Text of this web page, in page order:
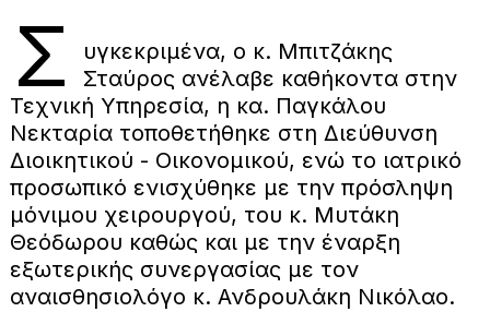
Σ
υγκεκριμένα, ο κ. Μπιτζάκης
Σταύρος ανέλαβε καθήκοντα στην
Τεχνική Υπηρεσία, η κα. Παγκάλου
Νεκταρία τοποθετήθηκε στη Διεύθυνση
Διοικητικού - Οικονομικού, ενώ το ιατρικό
προσωπικό ενισχύθηκε με την πρόσληψη
μόνιμου χειρουργού, του κ. Μυτάκη
Θεόδωρου καθώς και με την έναρξη
εξωτερικής συνεργασίας με τον
αναισθησιολόγο κ. Ανδρουλάκη Νικόλαο.